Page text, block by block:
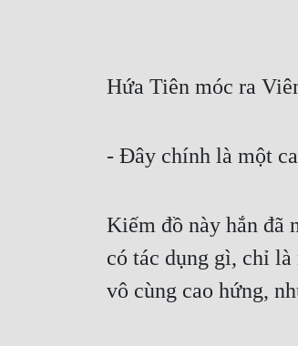
Hứa Tiên móc ra
- Đây chính là một
Kiếm đồ này hắn đã
có tác dụng gì, chỉ
vô cùng cao hứng,